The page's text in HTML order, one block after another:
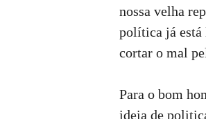
nossa velha
política já está
cortar o mal
Para o bom
ideia de